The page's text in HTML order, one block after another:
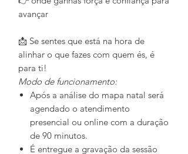
avançar
📩 Se sentes que está na hora de
alinhar o que fazes com quem és, é
para ti!
Modo de funcionamento:
Após a análise do mapa natal será
agendado o atendimento
presencial ou online com a duração
de 90 minutos.
É entregue a gravação da sessão